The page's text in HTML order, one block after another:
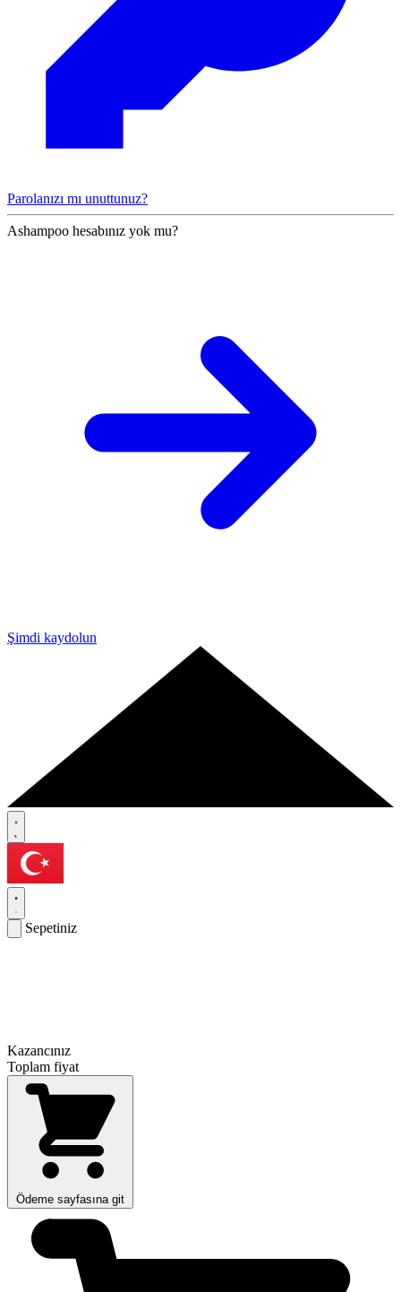
Parolanızı mı unuttunuz?
Ashampoo hesabınız yok mu?
Şimdi kaydolun
Sepetiniz
Kazancınız
Toplam fiyat
Ödeme sayfasına git